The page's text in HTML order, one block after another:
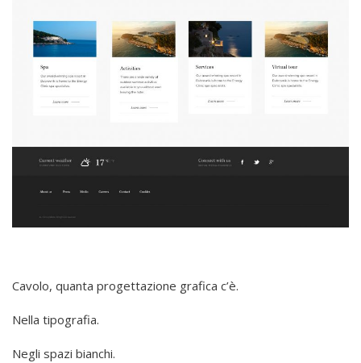
Cavolo, quanta progettazione grafica c’è.
Nella tipografia.
Negli spazi bianchi.